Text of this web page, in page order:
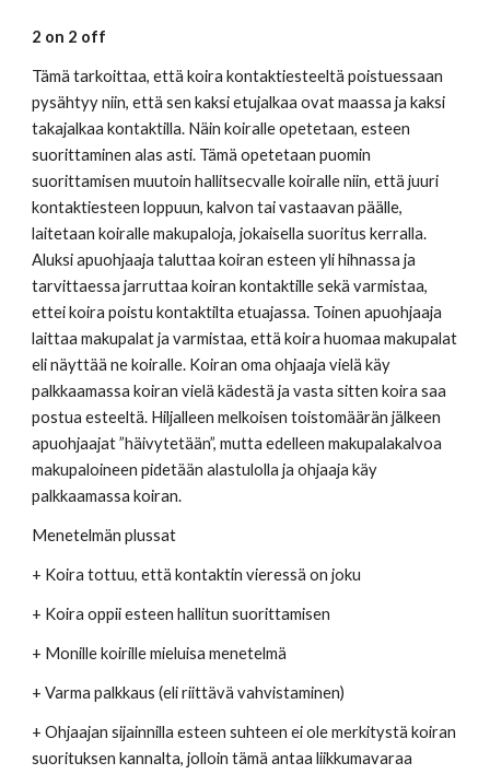
2 on 2 off
Tämä tarkoittaa, että koira kontaktiesteeltä poistuessaan
pysähtyy niin, että sen kaksi etujalkaa ovat maassa ja kaksi
takajalkaa kontaktilla. Näin koiralle opetetaan, esteen
suorittaminen alas asti. Tämä opetetaan puomin
suorittamisen muutoin hallitsecvalle koiralle niin, että juuri
kontaktiesteen loppuun, kalvon tai vastaavan päälle,
laitetaan koiralle makupaloja, jokaisella suoritus kerralla.
Aluksi apuohjaaja taluttaa koiran esteen yli hihnassa ja
tarvittaessa jarruttaa koiran kontaktille sekä varmistaa,
ettei koira poistu kontaktilta etuajassa. Toinen apuohjaaja
laittaa makupalat ja varmistaa, että koira huomaa makupalat
eli näyttää ne koiralle. Koiran oma ohjaaja vielä käy
palkkaamassa koiran vielä kädestä ja vasta sitten koira saa
postua esteeltä. Hiljalleen melkoisen toistomäärän jälkeen
apuohjaajat ”häivytetään”, mutta edelleen makupalakalvoa
makupaloineen pidetään alastulolla ja ohjaaja käy
palkkaamassa koiran.
Menetelmän plussat
+ Koira tottuu, että kontaktin vieressä on joku
+ Koira oppii esteen hallitun suorittamisen
+ Monille koirille mieluisa menetelmä
+ Varma palkkaus (eli riittävä vahvistaminen)
+ Ohjaajan sijainnilla esteen suhteen ei ole merkitystä koiran
suorituksen kannalta, jolloin tämä antaa liikkumavaraa